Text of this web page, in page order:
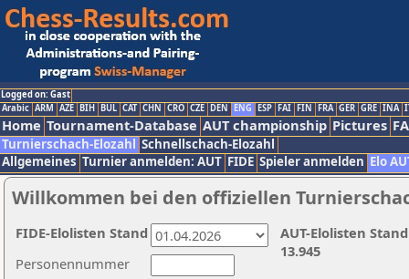
Logged on: Gast
Arabic ARM AZE BIH BUL CAT CHN CRO CZE DEN ENG ESP FAI FIN FRA GER GRE INA
Home Tournament-Database AUT championship Pictures
Turnierschach-Elozahl Schnellschach-Elozahl
Allgemeines Turnier anmelden: AUT FIDE Spieler anmelden Elo
Willkommen bei den offiziellen
Personennummer
AUT-Elolisten
13.945
FIDE-Elolisten Stand